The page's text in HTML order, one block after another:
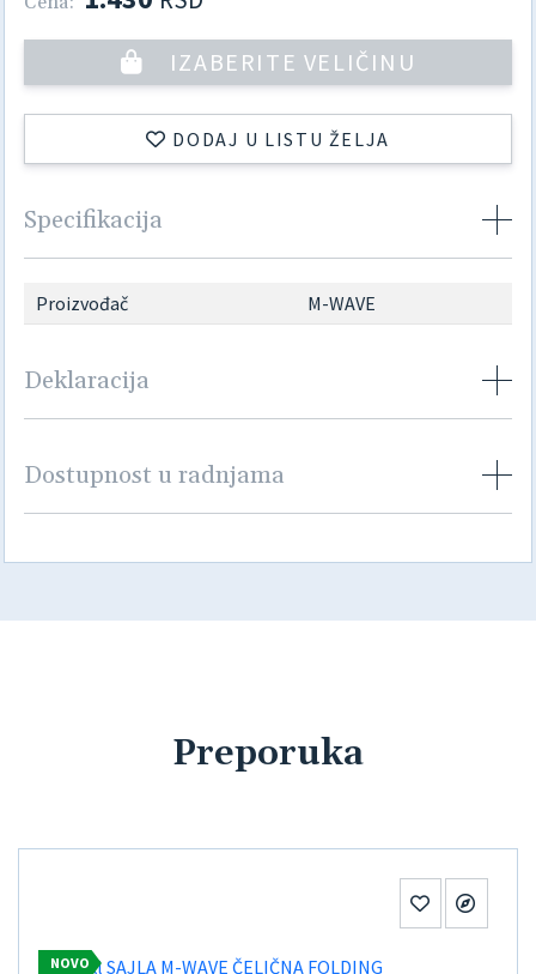
IZABERITE VELIČINU
DODAJ U LISTU ŽELJA
Specifikacija
Proizvođač M-WAVE
Deklaracija
Dostupnost u radnjama
Preporuka
NOVO